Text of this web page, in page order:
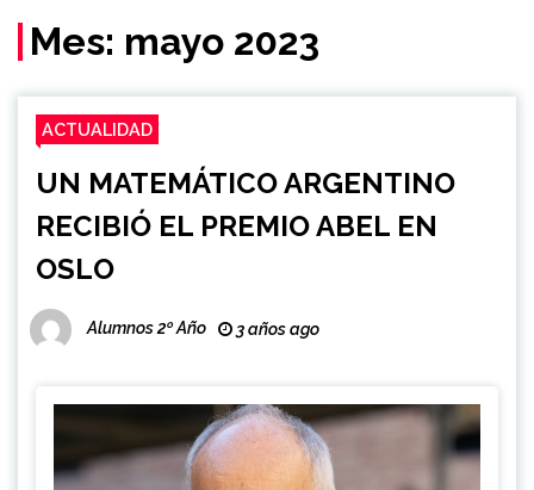
Mes: mayo 2023
ACTUALIDAD
UN MATEMÁTICO ARGENTINO
RECIBIÓ EL PREMIO ABEL EN
OSLO
Alumnos 2º Año 3 años ago